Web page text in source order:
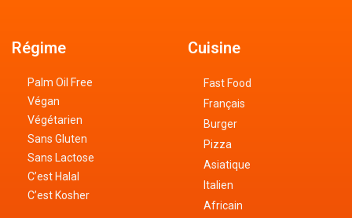
Cuisine
Fast Food
Français
Burger
Pizza
Asiatique
Italien
Africain
Régime
Palm Oil Free
Végan
Végétarien
Sans Gluten
Sans Lactose
C’est Halal
C’est Kosher